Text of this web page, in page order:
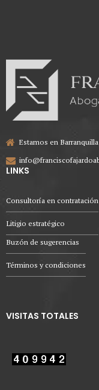
Estamos en
LINKS
Consultoría en contratación
Litigio estratégico
Buzón de sugerencias
Términos y condiciones
VISITAS TOTALES